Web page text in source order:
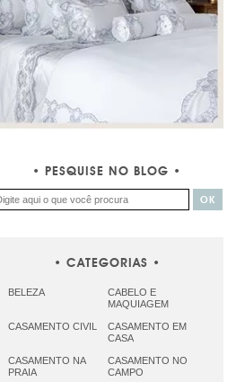
PESQUISE NO BLOG
CATEGORIAS
BELEZA
CABELO E
MAQUIAGEM
CASAMENTO CIVIL
CASAMENTO EM
CASA
CASAMENTO NA
PRAIA
CASAMENTO NO
CAMPO